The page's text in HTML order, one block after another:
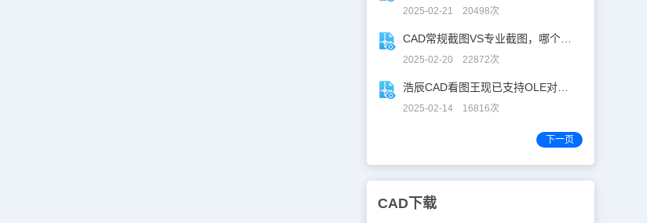
2025-02-21 20498次
2025-02-20 22872次
2025-02-14 16816次
下一页
CAD下载